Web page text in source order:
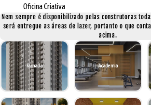
Oficina Criativa
Nem sempre é disponibilizado pelas construtoras
será entregue as áreas de lazer, portanto o que
acima.
Fachada Academia